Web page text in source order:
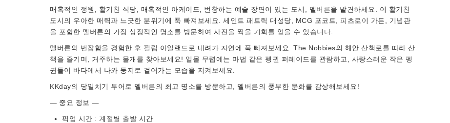
매혹적인 정원, 활기찬 식당, 매혹적인 아케이드, 번창하는 예술 장면이 있는 도시, 멜버른을 발견하세요. 이 활기찬
도시의 우아한 매력과 느긋한 분위기에 푹 빠져보세요. 세인트 패트릭 대성당, MCG 포코트, 피츠로이 가든, 기념관
을 포함한 멜버른의 가장 상징적인 명소를 방문하여 사진을 찍을 기회를 얻을 수 있습니다.
멜버른의 번잡함을 경험한 후 필립 아일랜드로 내려가 자연에 푹 빠져보세요. The Nobbies의 해안 산책로를 따라 산
책을 즐기며, 거주하는 물개를 찾아보세요! 일몰 무렵에는 마법 같은 펭귄 퍼레이드를 관람하고, 사랑스러운 작은 펭
귄들이 바다에서 나와 둥지로 걸어가는 모습을 지켜보세요.
KKday의 당일치기 투어로 멜버른의 최고 명소를 방문하고, 멜버른의 풍부한 문화를 감상해보세요!
— 중요 정보 —
픽업 시간 : 계절별 출발 시간